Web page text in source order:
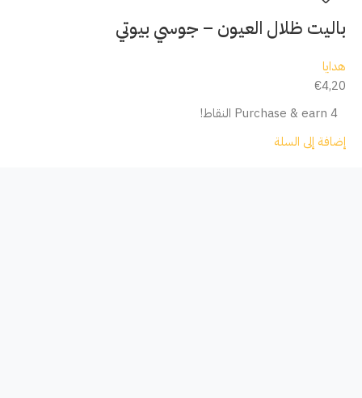
باليت ظلال العيون – جوسي بيوتي
هدايا
€4,20
Purchase & earn 4 النقاط!
إضافة إلى السلة